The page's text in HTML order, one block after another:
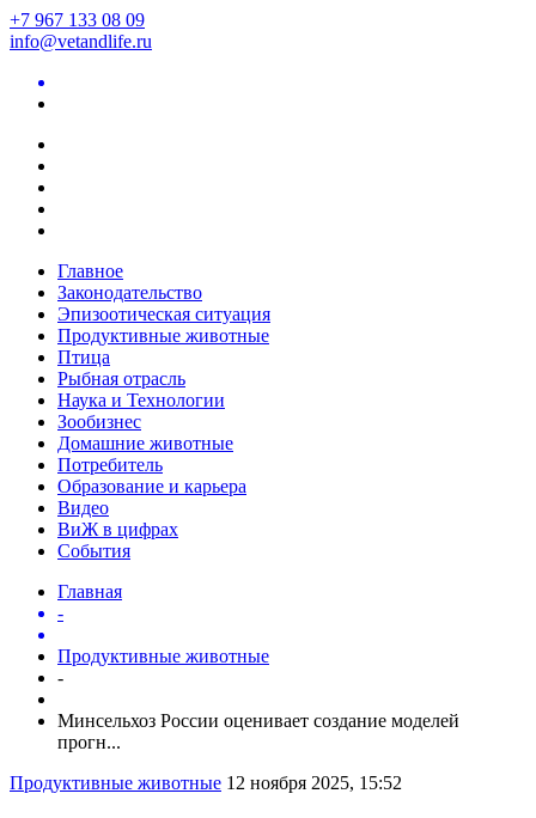
+7 967 133 08 09
info@vetandlife.ru
Главное
Законодательство
Эпизоотическая ситуация
Продуктивные животные
Птица
Рыбная отрасль
Наука и Технологии
Зообизнес
Домашние животные
Потребитель
Образование и карьера
Видео
ВиЖ в цифрах
События
Главная
-
Продуктивные животные
-
Минсельхоз России оценивает создание моделей
прогн...
Продуктивные животные 12 ноября 2025, 15:52